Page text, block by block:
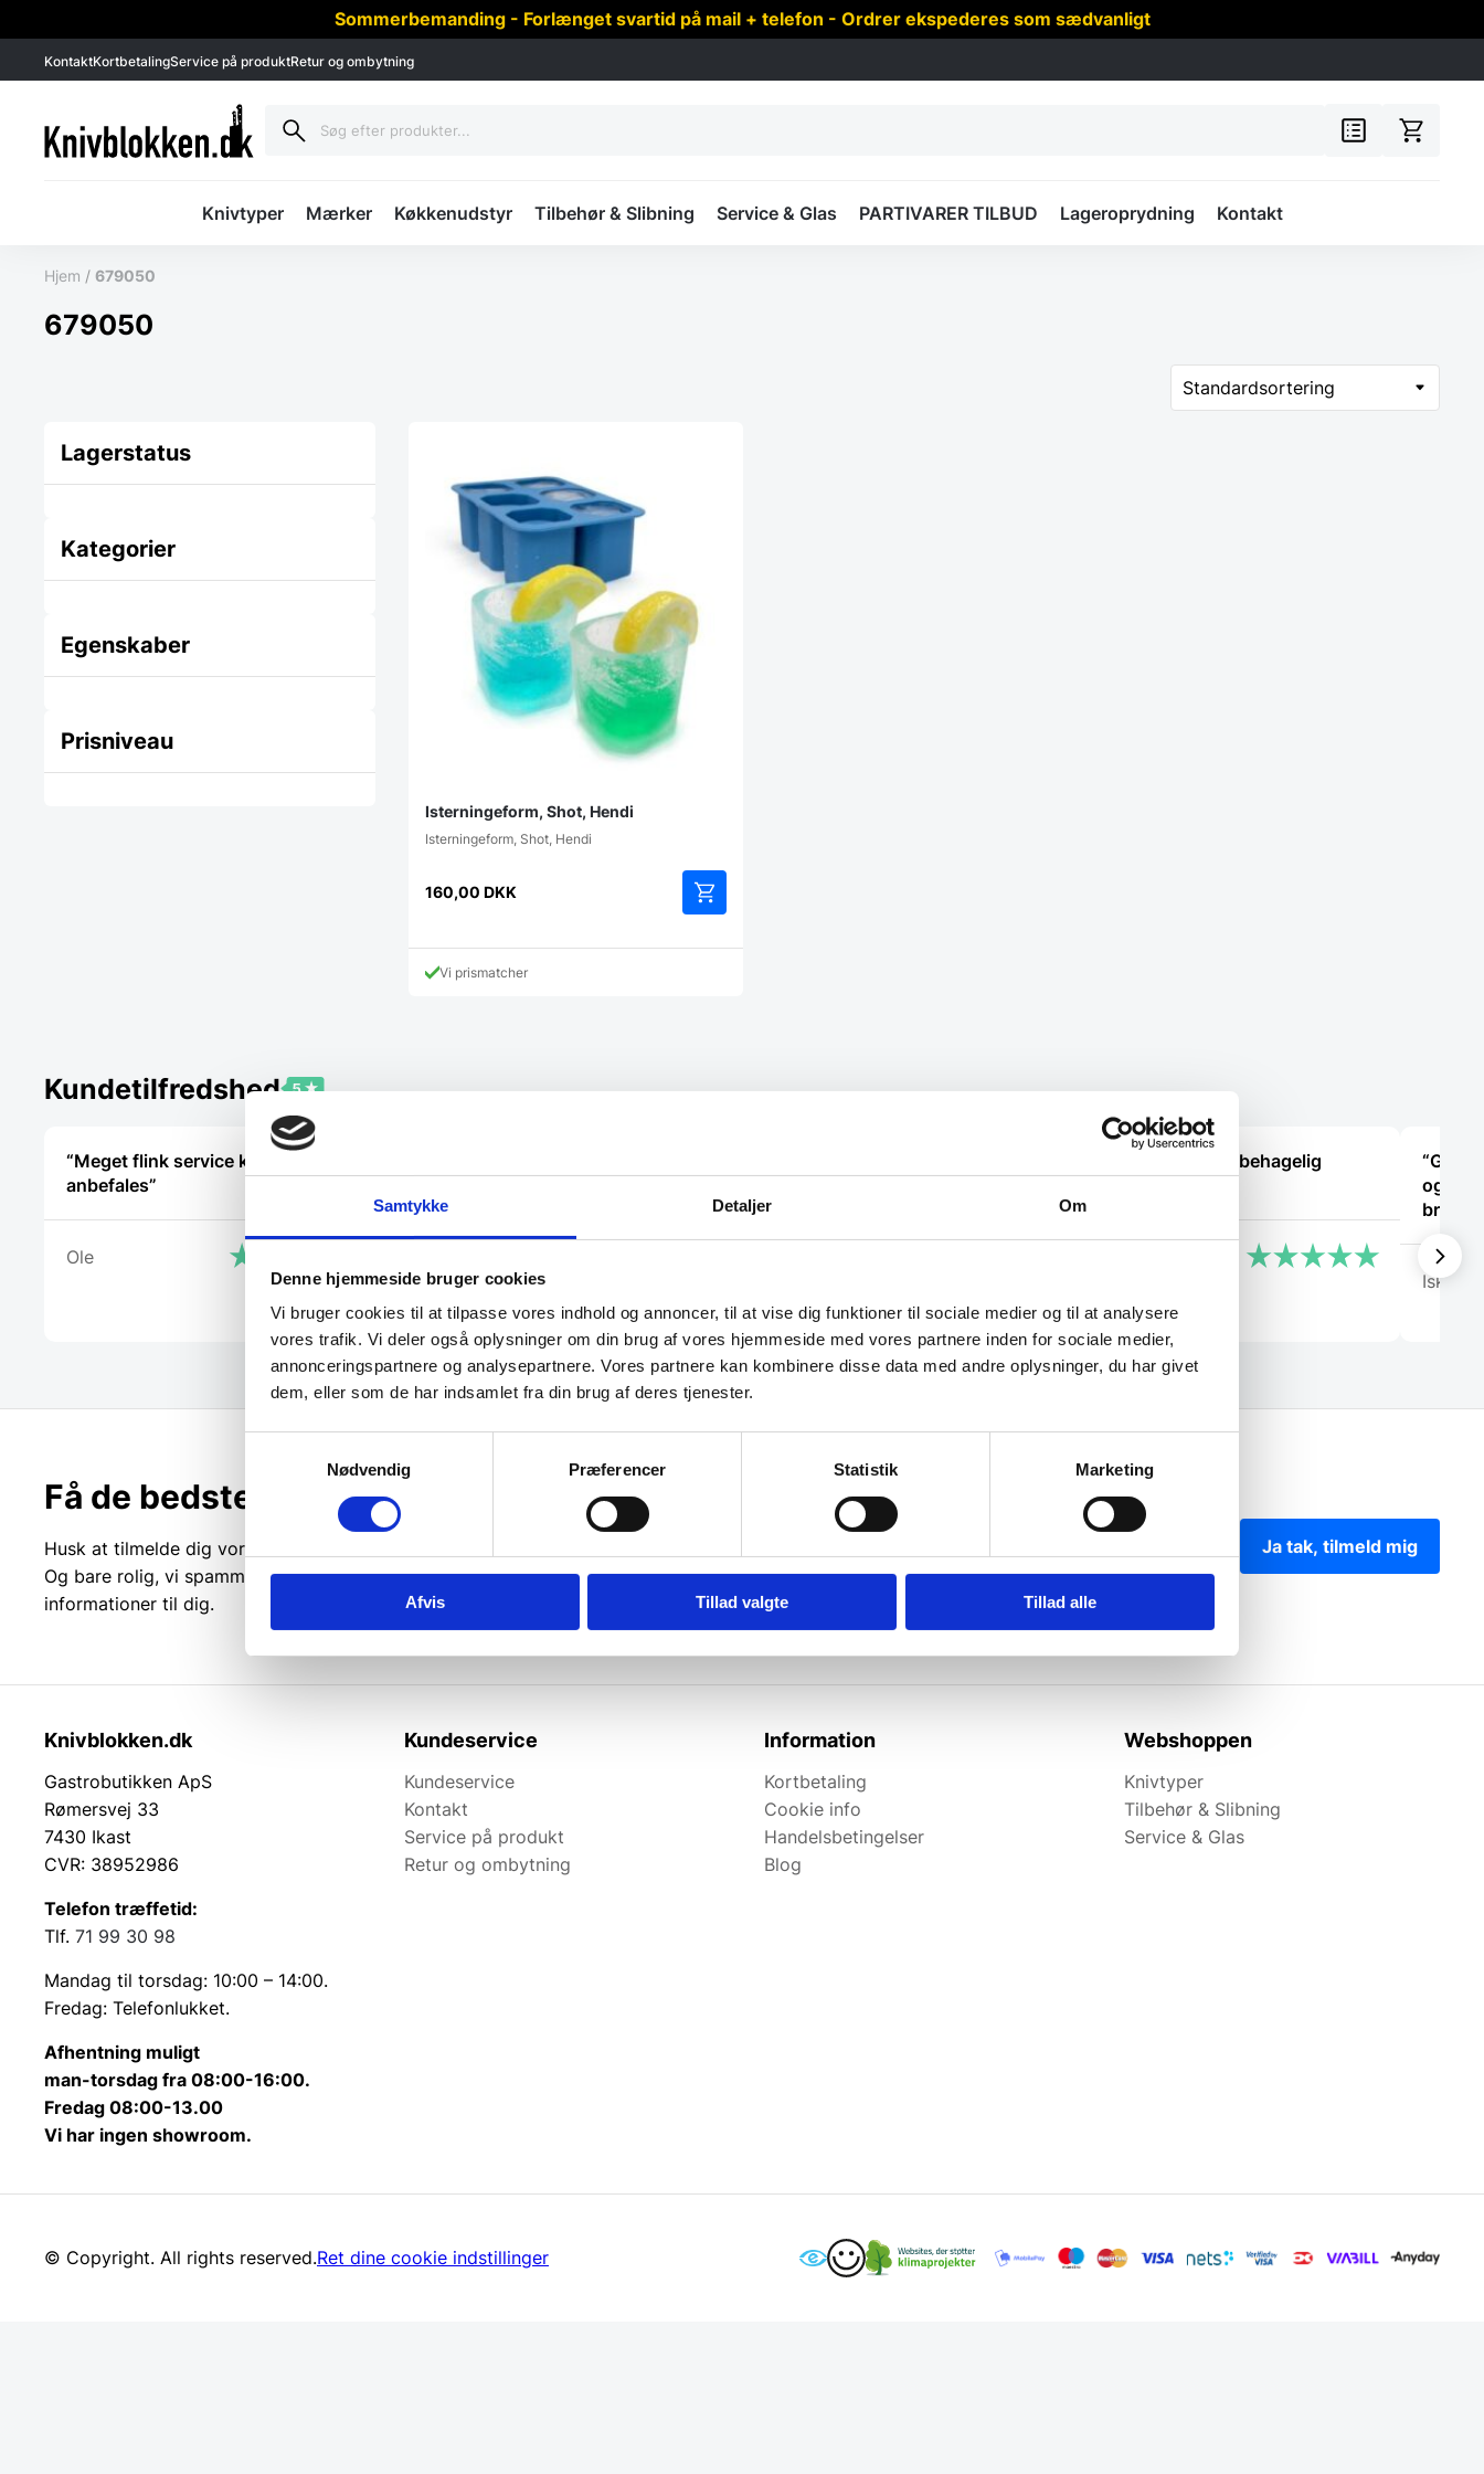
Samtykke Detaljer Om
Denne hjemmeside bruger cookies
Vi bruger cookies til at tilpasse vores indhold og annoncer, til at vise dig funktioner til sociale medier og til at analysere
vores trafik. Vi deler også oplysninger om din brug af vores hjemmeside med vores partnere inden for sociale medier,
annonceringspartnere og analysepartnere. Vores partnere kan kombinere disse data med andre oplysninger, du har givet
dem, eller som de har indsamlet fra din brug af deres tjenester.
Nødvendig
Præferencer Statistik Marketing
Afvis Tillad valgte Tillad alle
Sommerbemanding - Forlænget svartid på mail + telefon - Ordrer ekspederes som sædvanligt
KontaktKortbetalingService på produktRetur og ombytning
Knivtyper Mærker Køkkenudstyr Tilbehør & Slibning Service & Glas PARTIVARER TILBUD Lageroprydning Kontakt
Hjem / 679050
679050
Lagerstatus
Kategorier
Egenskaber
Prisniveau
Isterningeform, Shot, Hendi
Isterningeform, Shot, Hendi
160,00 DKK
Vi prismatcher
Kundetilfredshed
“Meget flink service kan varmt
anbefales”
Ole
Frank
“Det var en meget behagelig
og for
bravør”
Isken
Få de bedste tilbud først!
Husk at tilmelde dig vores nyhedsbrev og vær først til de bedste tilbud.
Og bare rolig, vi spammer dig ikke, men sender kun relevante tilbud og
informationer til dig.
Ja tak, tilmeld mig
Knivblokken.dk
Gastrobutikken ApS
Rømersvej 33
7430 Ikast
CVR: 38952986
Telefon træffetid:
Tlf. 71 99 30 98
Mandag til torsdag: 10:00 – 14:00.
Fredag: Telefonlukket.
Afhentning muligt
man-torsdag fra 08:00-16:00.
Fredag 08:00-13.00
Vi har ingen showroom.
Kundeservice
Kundeservice
Kontakt
Service på produkt
Retur og ombytning
Information
Kortbetaling
Cookie info
Handelsbetingelser
Blog
Webshoppen
Knivtyper
Tilbehør & Slibning
Service & Glas
© Copyright. All rights reserved.Ret dine cookie indstillinger